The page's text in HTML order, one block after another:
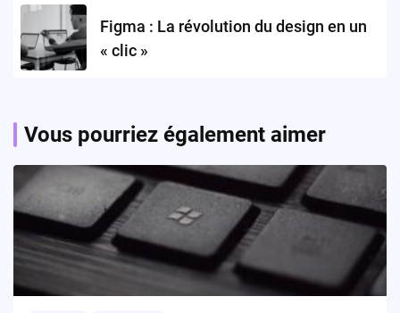
Figma : La révolution du design en un
« clic »
Vous pourriez également aimer